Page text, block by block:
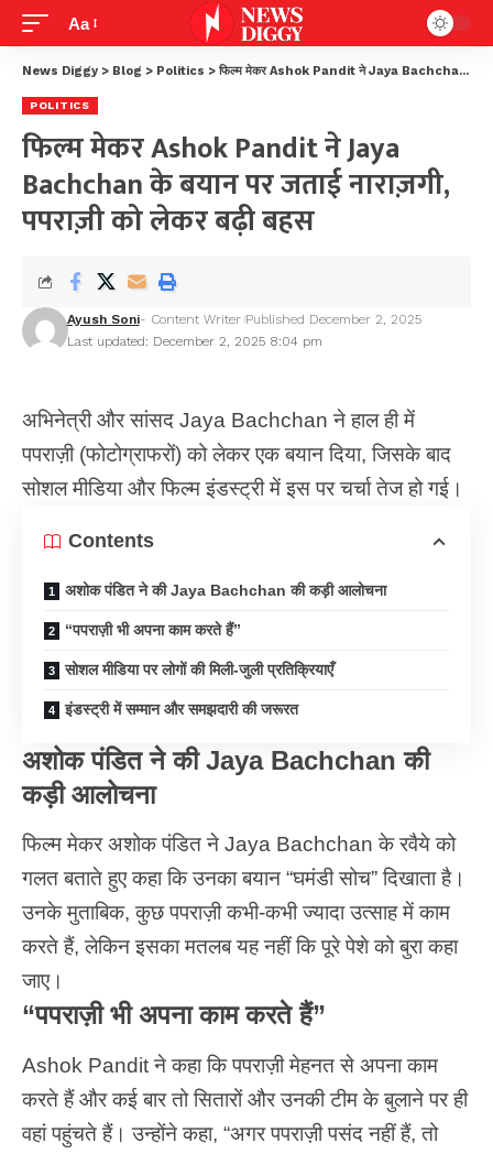
Aa
News Diggy > Blog > Politics > फिल्म मेकर Ashok Pandit ने Jaya Bachchan के बयान पर जताई नाराज़गी, पपराज़ी को लेकर बढ़ी बहस
POLITICS
फिल्म मेकर Ashok Pandit ने Jaya
Bachchan के बयान पर जताई नाराज़गी,
पपराज़ी को लेकर बढ़ी बहस
Last updated: December 2, 2025 8:04 pm
Ayush Soni- Content Writer Published December 2, 2025
अभिनेत्री और सांसद Jaya Bachchan ने हाल ही में
पपराज़ी (फोटोग्राफरों) को लेकर एक बयान दिया, जिसके बाद
सोशल मीडिया और फिल्म इंडस्ट्री में इस पर चर्चा तेज हो गई।
Contents
अशोक पंडित ने की Jaya Bachchan की कड़ी आलोचना
“पपराज़ी भी अपना काम करते हैं”
सोशल मीडिया पर लोगों की मिली-जुली प्रतिक्रियाएँ
इंडस्ट्री में सम्मान और समझदारी की जरूरत
अशोक पंडित ने की Jaya Bachchan की
कड़ी आलोचना
फिल्म मेकर अशोक पंडित ने Jaya Bachchan के रवैये को
गलत बताते हुए कहा कि उनका बयान “घमंडी सोच” दिखाता है।
उनके मुताबिक, कुछ पपराज़ी कभी-कभी ज्यादा उत्साह में काम
करते हैं, लेकिन इसका मतलब यह नहीं कि पूरे पेशे को बुरा कहा
जाए।
“पपराज़ी भी अपना काम करते हैं”
Ashok Pandit ने कहा कि पपराज़ी मेहनत से अपना काम
करते हैं और कई बार तो सितारों और उनकी टीम के बुलाने पर ही
वहां पहुंचते हैं। उन्होंने कहा, “अगर पपराज़ी पसंद नहीं हैं, तो